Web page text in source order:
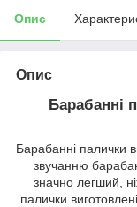
Опис
Опис
Барабанні
Барабанні палички
звучанню
значно легший,
палички